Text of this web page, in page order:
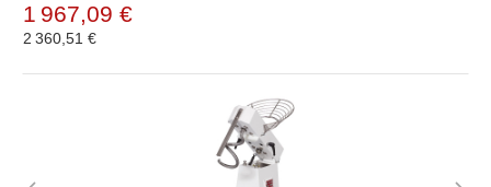
1 967,09 €
2 360,51 €